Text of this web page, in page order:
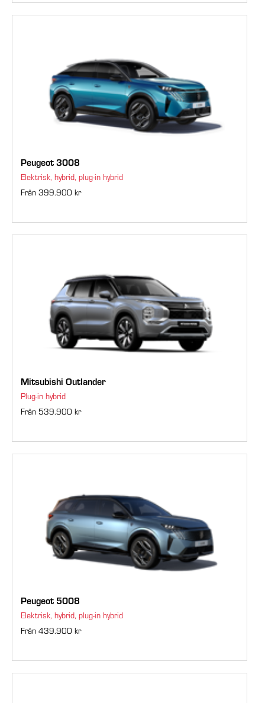
Peugeot 3008
Elektrisk, hybrid, plug-in hybrid
Från 399.900 kr
Mitsubishi Outlander
Plug-in hybrid
Från 539.900 kr
Peugeot 5008
Elektrisk, hybrid, plug-in hybrid
Från 439.900 kr